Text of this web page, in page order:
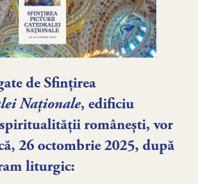
de Sfințirea
Naționale, edificiu
românești, vor
26 octombrie 2025, după
liturgic: